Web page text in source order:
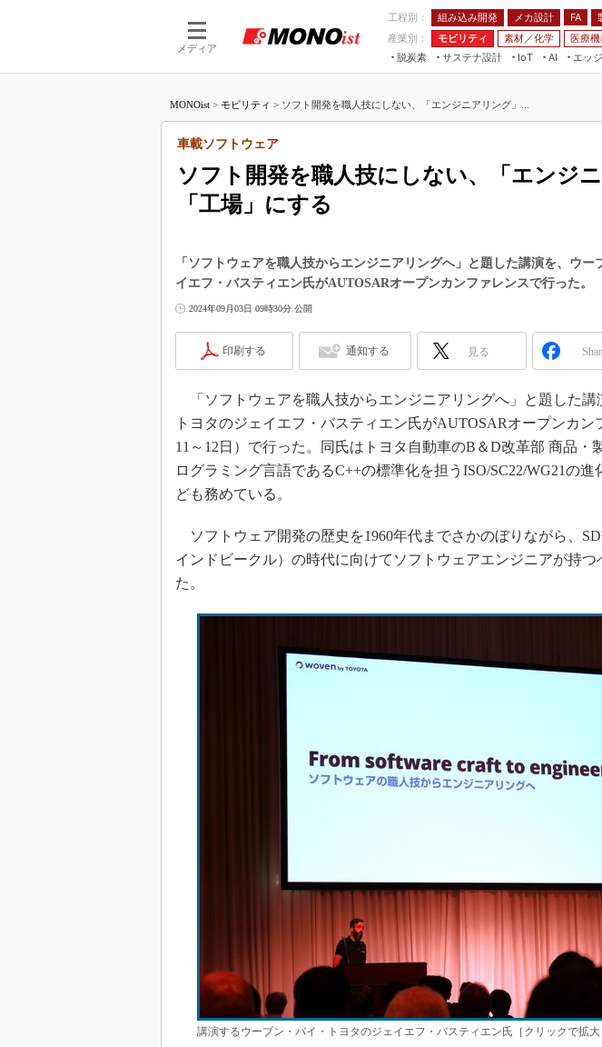
メディア
工程別： 組み込み開発 メカ設計 FA
産業別：
モビリティ 素材／化学 医療
脱炭素
サステナ設計
IoT
つながる工場
AI
AI×設備保全
エッ
JIMTOF
IIFES
TECHNO-FRONTIER
人テク展
日本ものづくりワールド
AUTOMOTIVE WORLD
産業オープンネット展
組み込みモデ
車載ソフト開
ISO26262
3Dプリンタ
デジタルツイ
S＆OP
製造業ビッグ
海外生産
FA
MONOist > モビリティ > ソフト開発を職人技にしない、「エンジニアリング」...
ソフト開発を職人技にしない、「エンジ
「工場」にする
車載ソフトウェア
「ソフトウェアを職人技からエンジニアリングへ」と題した講演を、ウー
イエフ・バスティエン氏がAUTOSARオープンカンファレンスで行った。
2024年09月03日 09時30分 公開
印刷する 通知する 見る
「ソフトウェアを職人技からエンジニアリングへ」と題した講
トヨタのジェイエフ・バスティエン氏がAUTOSARオープンカン
11～12日）で行った。同氏はトヨタ自動車のB＆D改革部 商品・
ログラミング言語であるC++の標準化を担うISO/SC22/WG21の
ども務めている。
ソフトウェア開発の歴史を1960年代までさかのぼりながら、
インドビークル）の時代に向けてソフトウェアエンジニアが持つ
た。
講演するウーブン・バイ・トヨタのジェイエフ・バスティエン氏［クリックで拡大